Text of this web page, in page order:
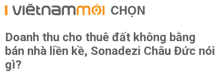
CHỌN
Doanh thu cho thuê đất không bằng
bán nhà liền kề, Sonadezi Châu Đức nói
gì?